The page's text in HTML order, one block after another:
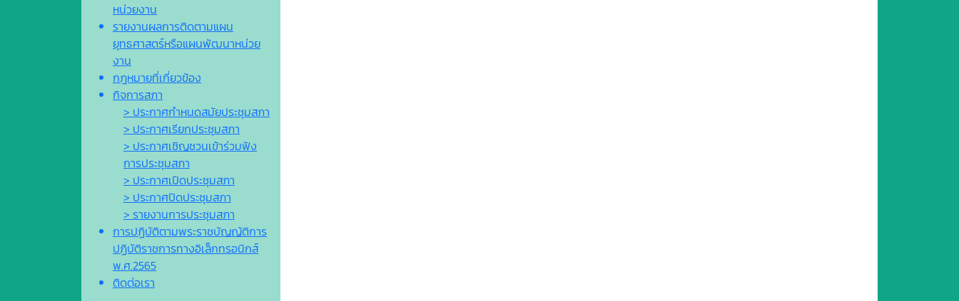
หน่วยงาน
รายงานผลการติดตามแผน
ยุทธศาสตร์หรือแผนพัฒนาหน่วย
งาน
กฎหมายที่เกี่ยวข้อง
กิจการสภา
> ประกาศกำหนดสมัยประชุมสภา
> ประกาศเรียกประชุมสภา
> ประกาศเชิญชวนเข้าร่วมฟัง
การประชุมสภา
> ประกาศเปิดประชุมสภา
> ประกาศปิดประชุมสภา
> รายงานการประชุมสภา
การปฏิบัติตามพระราชบัญญัติการ
ปฏิบัติราชการทางอิเล็กทรอนิกส์
พ.ศ.2565
ติดต่อเรา